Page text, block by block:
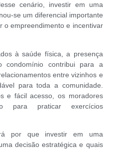
cenário, investir em uma
se um diferencial importante
o empreendimento e incentivar
à saúde física, a presença
condomínio contribui para a
entre vizinhos e
para toda a comunidade.
e fácil acesso, os moradores
para praticar exercícios
por que investir em uma
decisão estratégica e quais